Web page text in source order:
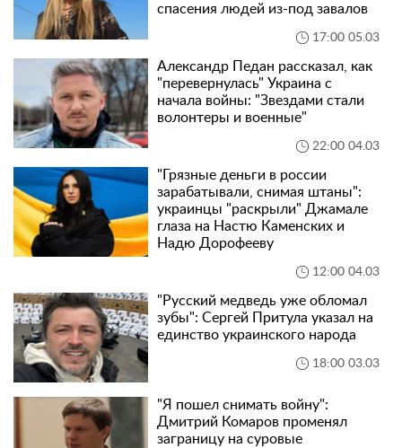
спасения людей из-под завалов
17:00 05.03
Александр Педан рассказал, как
"перевернулась" Украина с
начала войны: "Звездами стали
волонтеры и военные"
22:00 04.03
"Грязные деньги в россии
зарабатывали, снимая штаны":
украинцы "раскрыли" Джамале
глаза на Настю Каменских и
Надю Дорофееву
12:00 04.03
"Русский медведь уже обломал
зубы": Сергей Притула указал на
единство украинского народа
18:00 03.03
"Я пошел снимать войну":
Дмитрий Комаров променял
заграницу на суровые